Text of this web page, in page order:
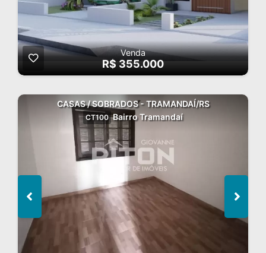
Venda
R$ 355.000
CASAS / SOBRADOS - TRAMANDAÍ/RS
CT100 Bairro Tramandaí